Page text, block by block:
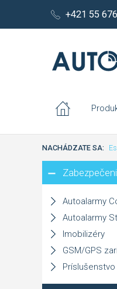
+421 55
NACHÁDZATE SA:
Autoalarmy
Autoalarmy
Imobilizéry
GSM/GPS
Príslušenstvo